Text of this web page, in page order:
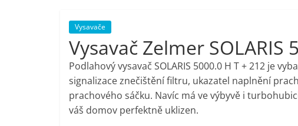
porovnání,
pračky,
televize,
Vysavače
Vysavač Zelmer SOLARIS
Podlahový vysavač SOLARIS 5000.0 H T + 212 je
signalizace znečištění filtru, ukazatel naplnění
prachového sáčku. Navíc má ve výbyvě i
váš domov perfektně uklizen.